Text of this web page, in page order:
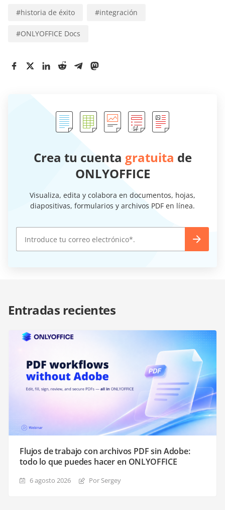
#historia de éxito #integración
#ONLYOFFICE Docs
Crea tu cuenta gratuita de
ONLYOFFICE
Visualiza, edita y colabora en documentos, hojas,
diapositivas, formularios y archivos PDF en línea.
Entradas recientes
Flujos de trabajo con archivos PDF sin Adobe:
todo lo que puedes hacer en ONLYOFFICE
6 agosto 2026 Por Sergey